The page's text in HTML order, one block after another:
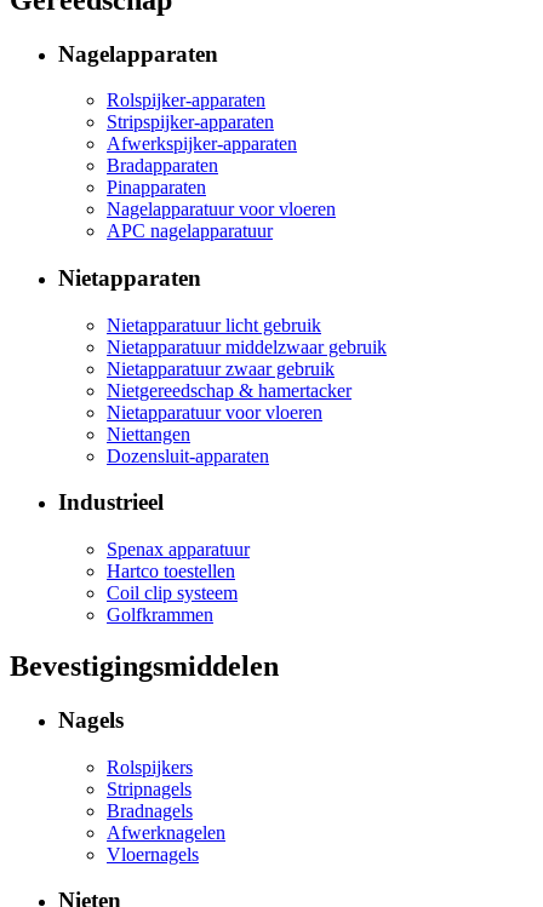
Nagelapparaten
Rolspijker-apparaten
Stripspijker-apparaten
Afwerkspijker-apparaten
Bradapparaten
Pinapparaten
Nagelapparatuur voor vloeren
APC nagelapparatuur
Nietapparaten
Nietapparatuur licht gebruik
Nietapparatuur middelzwaar gebruik
Nietapparatuur zwaar gebruik
Nietgereedschap & hamertacker
Nietapparatuur voor vloeren
Niettangen
Dozensluit-apparaten
Industrieel
Spenax apparatuur
Hartco toestellen
Coil clip systeem
Golfkrammen
Bevestigingsmiddelen
Nagels
Rolspijkers
Stripnagels
Bradnagels
Afwerknagelen
Vloernagels
Nieten